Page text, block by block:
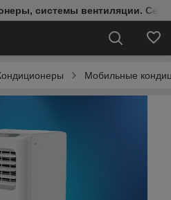
системы вентиляции.
Мобильные